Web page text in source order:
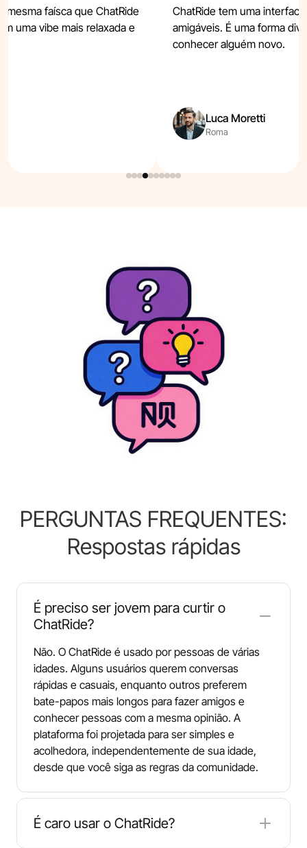
mesma faísca que ChatRide
uma vibe mais relaxada e
ChatRide tem uma
amigáveis. É uma forma
conhecer alguém novo.
Luca Moretti
Roma
PERGUNTAS FREQUENTES:
Respostas rápidas
É preciso ser jovem para curtir o
ChatRide?
Não. O ChatRide é usado por pessoas de várias
idades. Alguns usuários querem conversas
rápidas e casuais, enquanto outros preferem
bate-papos mais longos para fazer amigos e
conhecer pessoas com a mesma opinião. A
plataforma foi projetada para ser simples e
acolhedora, independentemente de sua idade,
desde que você siga as regras da comunidade.
É caro usar o ChatRide?